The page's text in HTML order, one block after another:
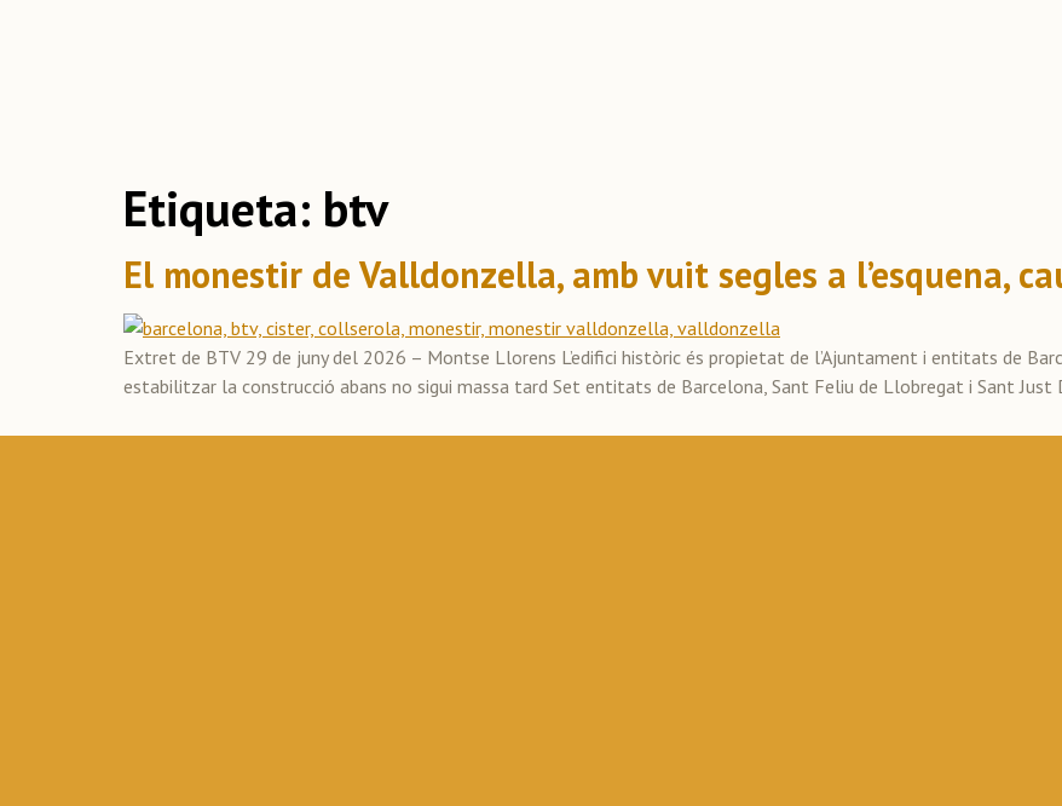
Etiqueta: btv
El monestir de Valldonzella, amb vuit segles a l’esquena,
Extret de BTV 29 de juny del 2026 – Montse Llorens L’edifici històric és propietat de l’Ajuntament i entitats de
estabilitzar la construcció abans no sigui massa tard Set entitats de Barcelona, Sant Feliu de Llobregat i Sant